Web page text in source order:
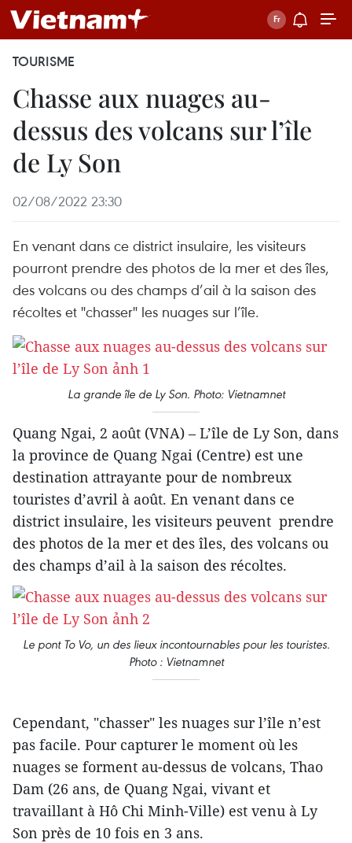
TOURISME
Chasse aux nuages au-
dessus des volcans sur l’île
de Ly Son
02/08/2022 23:30
En venant dans ce district insulaire, les visiteurs
pourront prendre des photos de la mer et des îles,
des volcans ou des champs d’ail à la saison des
récoltes et "chasser" les nuages sur l’île.
La grande île de Ly Son. Photo: Vietnamnet
Quang Ngai, 2 août (VNA) – L’île de Ly Son, dans
la province de Quang Ngai (Centre) est une
destination attrayante pour de nombreux
touristes d’avril à août. En venant dans ce
district insulaire, les visiteurs peuvent prendre
des photos de la mer et des îles, des volcans ou
des champs d’ail à la saison des récoltes.
Le pont To Vo, un des lieux incontournables pour les touristes.
Photo : Vietnamnet
Cependant, "chasser" les nuages sur l’île n’est
pas facile. Pour capturer le moment où les
nuages se forment au-dessus de volcans, Thao
Dam (26 ans, de Quang Ngai, vivant et
travaillant à Hô Chi Minh-Ville) est venu à Ly
Son près de 10 fois en 3 ans.